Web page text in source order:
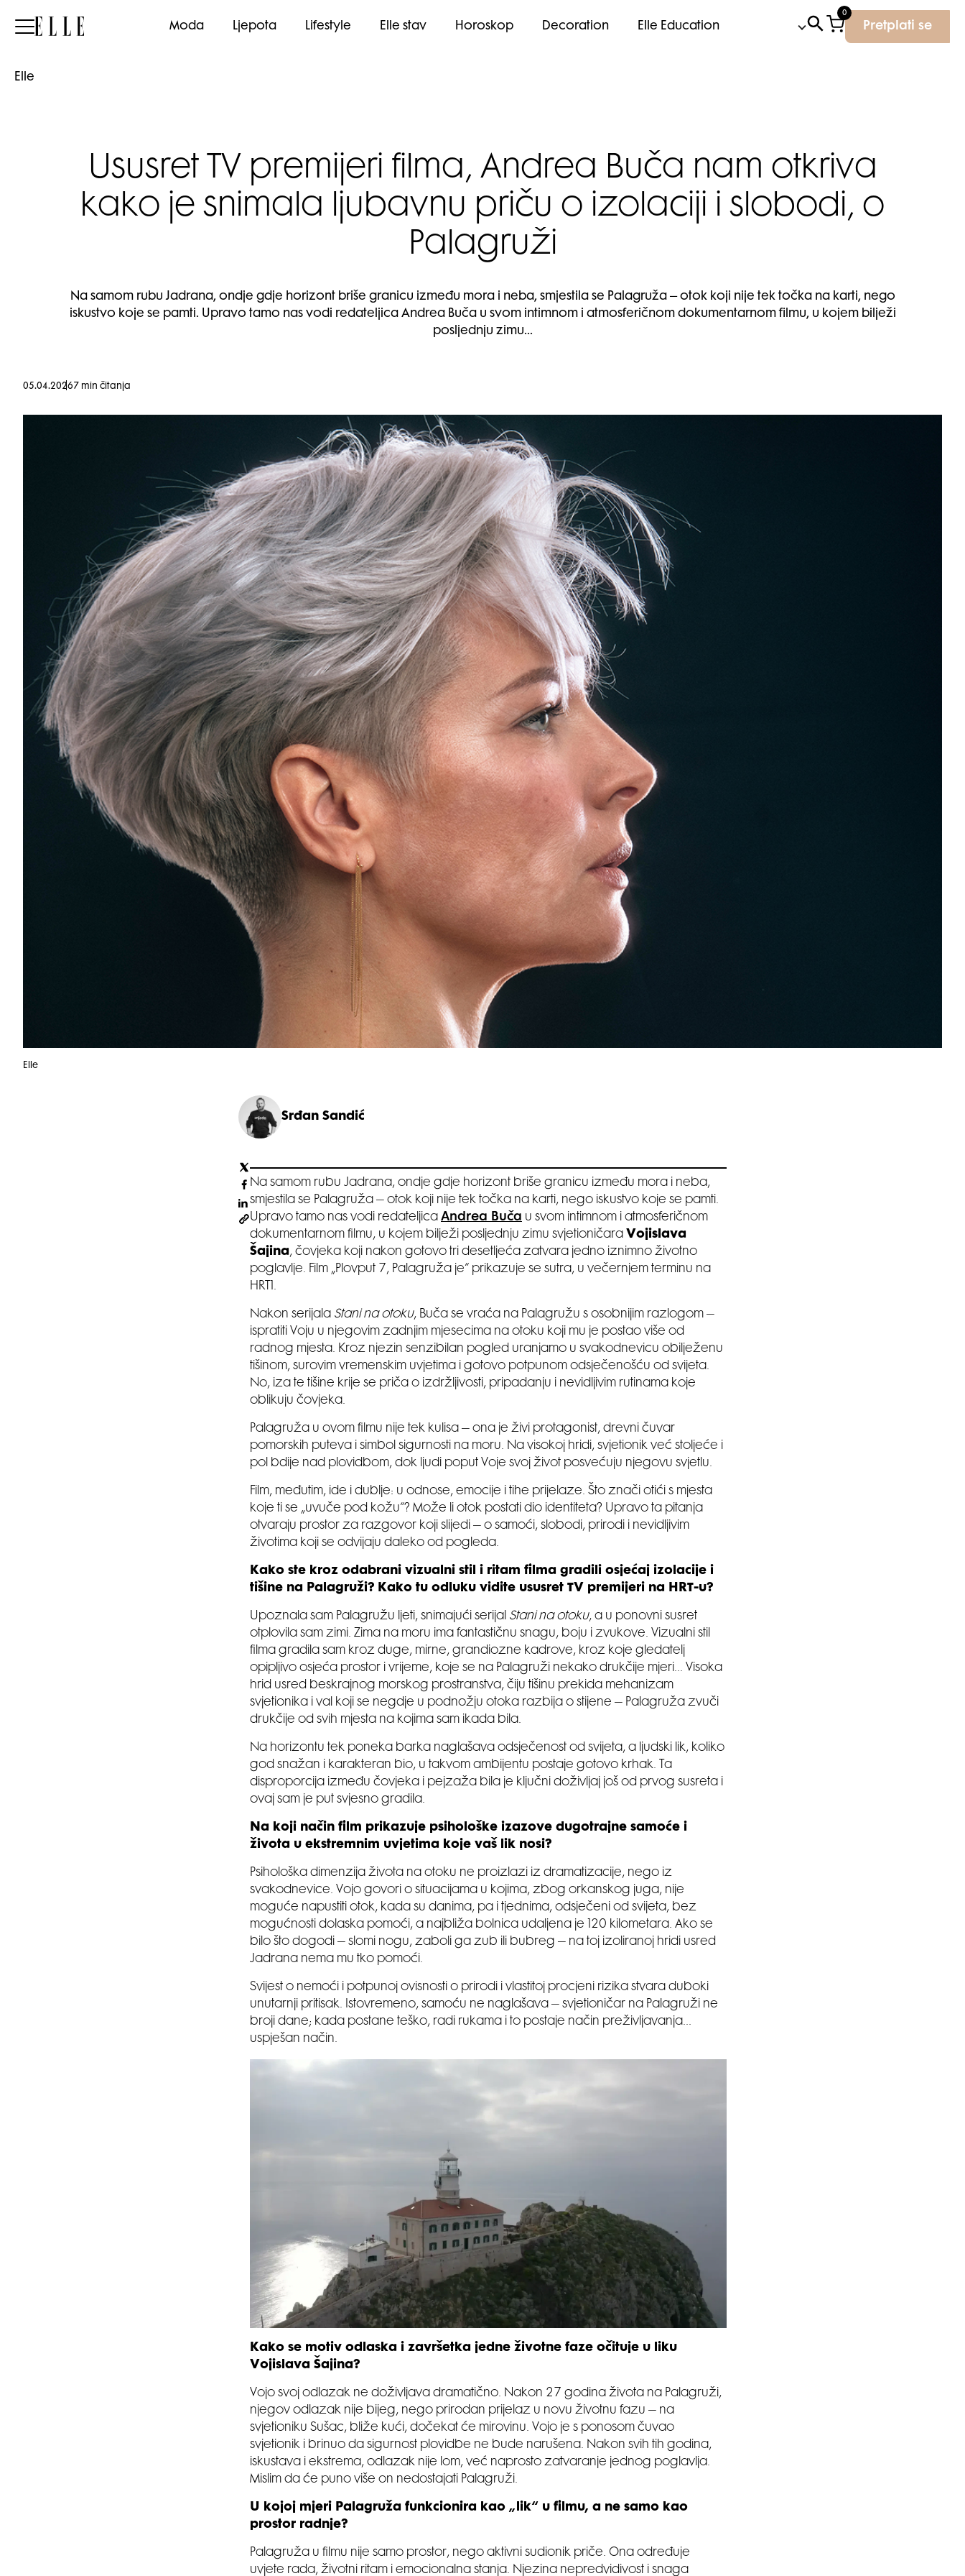
Elle Moda Ljepota Lifestyle Elle stav Horoskop Decoration Elle Education
0
Pretplati se
Elle
Ususret TV premijeri filma, Andrea Buča nam otkriva
kako je snimala ljubavnu priču o izolaciji i slobodi, o
Palagruži
Na samom rubu Jadrana, ondje gdje horizont briše granicu između mora i neba, smjestila se Palagruža – otok koji nije tek točka na karti, nego
iskustvo koje se pamti. Upravo tamo nas vodi redateljica Andrea Buča u svom intimnom i atmosferičnom dokumentarnom filmu, u kojem bilježi
posljednju zimu…
05.04.20267 min čitanja
Elle
Srđan Sandić
Na samom rubu Jadrana, ondje gdje horizont briše granicu između mora i neba,
smjestila se Palagruža – otok koji nije tek točka na karti, nego iskustvo koje se pamti.
Upravo tamo nas vodi redateljica Andrea Buča u svom intimnom i atmosferičnom
dokumentarnom filmu, u kojem bilježi posljednju zimu svjetioničara Vojislava
Šajina, čovjeka koji nakon gotovo tri desetljeća zatvara jedno iznimno životno
poglavlje. Film „Plovput 7, Palagruža je“ prikazuje se sutra, u večernjem terminu na
HRT1.
Nakon serijala Stani na otoku, Buča se vraća na Palagružu s osobnijim razlogom –
ispratiti Voju u njegovim zadnjim mjesecima na otoku koji mu je postao više od
radnog mjesta. Kroz njezin senzibilan pogled uranjamo u svakodnevicu obilježenu
tišinom, surovim vremenskim uvjetima i gotovo potpunom odsječenošću od svijeta.
No, iza te tišine krije se priča o izdržljivosti, pripadanju i nevidljivim rutinama koje
oblikuju čovjeka.
Palagruža u ovom filmu nije tek kulisa – ona je živi protagonist, drevni čuvar
pomorskih puteva i simbol sigurnosti na moru. Na visokoj hridi, svjetionik već stoljeće i
pol bdije nad plovidbom, dok ljudi poput Voje svoj život posvećuju njegovu svjetlu.
Film, međutim, ide i dublje: u odnose, emocije i tihe prijelaze. Što znači otići s mjesta
koje ti se „uvuče pod kožu“? Može li otok postati dio identiteta? Upravo ta pitanja
otvaraju prostor za razgovor koji slijedi – o samoći, slobodi, prirodi i nevidljivim
životima koji se odvijaju daleko od pogleda.
Kako ste kroz odabrani vizualni stil i ritam filma gradili osjećaj izolacije i
tišine na Palagruži? Kako tu odluku vidite ususret TV premijeri na HRT-u?
Upoznala sam Palagružu ljeti, snimajući serijal Stani na otoku, a u ponovni susret
otplovila sam zimi. Zima na moru ima fantastičnu snagu, boju i zvukove. Vizualni stil
filma gradila sam kroz duge, mirne, grandiozne kadrove, kroz koje gledatelj
opipljivo osjeća prostor i vrijeme, koje se na Palagruži nekako drukčije mjeri… Visoka
hrid usred beskrajnog morskog prostranstva, čiju tišinu prekida mehanizam
svjetionika i val koji se negdje u podnožju otoka razbija o stijene – Palagruža zvuči
drukčije od svih mjesta na kojima sam ikada bila.
Na horizontu tek poneka barka naglašava odsječenost od svijeta, a ljudski lik, koliko
god snažan i karakteran bio, u takvom ambijentu postaje gotovo krhak. Ta
disproporcija između čovjeka i pejzaža bila je ključni doživljaj još od prvog susreta i
ovaj sam je put svjesno gradila.
Na koji način film prikazuje psihološke izazove dugotrajne samoće i
života u ekstremnim uvjetima koje vaš lik nosi?
Psihološka dimenzija života na otoku ne proizlazi iz dramatizacije, nego iz
svakodnevice. Vojo govori o situacijama u kojima, zbog orkanskog juga, nije
moguće napustiti otok, kada su danima, pa i tjednima, odsječeni od svijeta, bez
mogućnosti dolaska pomoći, a najbliža bolnica udaljena je 120 kilometara. Ako se
bilo što dogodi – slomi nogu, zaboli ga zub ili bubreg – na toj izoliranoj hridi usred
Jadrana nema mu tko pomoći.
Svijest o nemoći i potpunoj ovisnosti o prirodi i vlastitoj procjeni rizika stvara duboki
unutarnji pritisak. Istovremeno, samoću ne naglašava – svjetioničar na Palagruži ne
broji dane; kada postane teško, radi rukama i to postaje način preživljavanja…
uspješan način.
Kako se motiv odlaska i završetka jedne životne faze očituje u liku
Vojislava Šajina?
Vojo svoj odlazak ne doživljava dramatično. Nakon 27 godina života na Palagruži,
njegov odlazak nije bijeg, nego prirodan prijelaz u novu životnu fazu – na
svjetioniku Sušac, bliže kući, dočekat će mirovinu. Vojo je s ponosom čuvao
svjetionik i brinuo da sigurnost plovidbe ne bude narušena. Nakon svih tih godina,
iskustava i ekstrema, odlazak nije lom, već naprosto zatvaranje jednog poglavlja.
Mislim da će puno više on nedostajati Palagruži.
U kojoj mjeri Palagruža funkcionira kao „lik“ u filmu, a ne samo kao
prostor radnje?
Palagruža u filmu nije samo prostor, nego aktivni sudionik priče. Ona određuje
uvjete rada, životni ritam i emocionalna stanja. Njezina nepredvidivost i snaga